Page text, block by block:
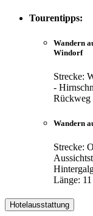
Tourentipps:
Wandern
Windorf
Strecke:
-
Rückweg
Wandern
Strecke:
Länge:
Hotelausstattung